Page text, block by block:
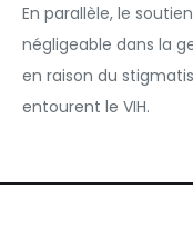
En parallèle, le
négligeable dans la
en raison du
entourent le VIH.